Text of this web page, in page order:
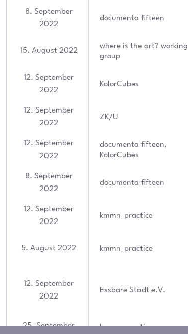
8. September
2022
documenta fifteen
15. August 2022
where is the art? working
group
12. September
2022
KolorCubes
12. September
2022
ZK/U
12. September
2022
documenta fifteen,
KolorCubes
8. September
2022
documenta fifteen
12. September
2022
kmmn_practice
5. August 2022 kmmn_practice
12. September
2022
Essbare Stadt e.V.
25. September kmmn_practice,